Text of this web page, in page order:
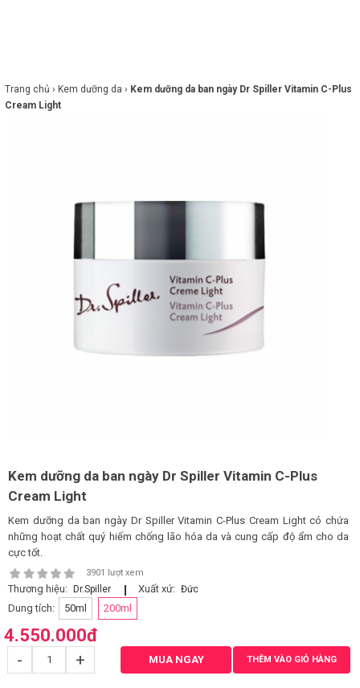
FEATURED BRAND
Trang chủ › Kem dưỡng da › Kem dưỡng da ban ngày Dr Spiller Vitamin C-Plus
Cream Light
Kem dưỡng da ban ngày Dr Spiller Vitamin C-Plus
Cream Light
Kem dưỡng da ban ngày Dr Spiller Vitamin C-Plus Cream Light có chứa
những hoạt chất quý hiếm chống lão hóa da và cung cấp độ ẩm cho da
cực tốt.
3901 lượt xem
Thương hiệu: Dr.Spiller Xuất xứ: Đức
Dung tích: 50ml 200ml
4.550.000đ
- + MUA NGAY THÊM VÀO GIỎ HÀNG